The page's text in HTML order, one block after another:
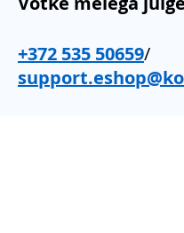
+372 535 50659/